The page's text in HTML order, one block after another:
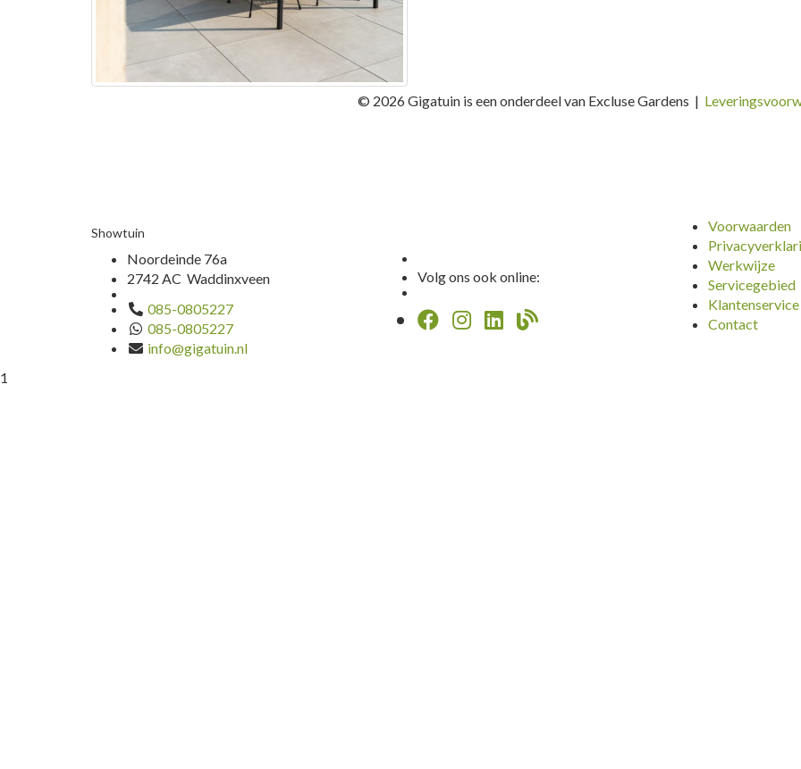
© 2026 Gigatuin is een onderdeel van Excluse Gardens |
Showtuin
Noordeinde 76a
2742 AC Waddinxveen
085-0805227
085-0805227
info@gigatuin.nl
Volg ons ook online:
Voorwaarden
Werkwijze
Servicegebied
Klantenservice
Contact
1